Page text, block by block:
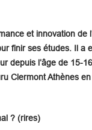
et innovation de
finir ses études. Il a
depuis l’âge de
Clermont Athènes
? (rires)